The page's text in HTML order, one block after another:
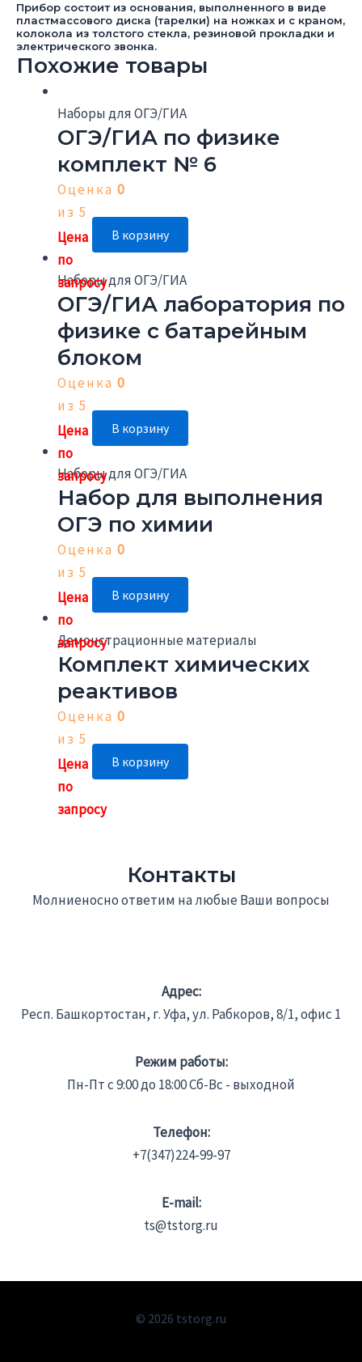
Прибор состоит из основания, выполненного в виде
пластмассового диска (тарелки) на ножках и с краном,
колокола из толстого стекла, резиновой прокладки и
электрического звонка.
Похожие товары
Наборы для ОГЭ/ГИА
ОГЭ/ГИА по физике
комплект № 6
Оценка 0
из 5
В корзину
Наборы для ОГЭ/ГИА
ОГЭ/ГИА лаборатория по
физике с батарейным
блоком
Оценка 0
из 5
В корзину
Наборы для ОГЭ/ГИА
Набор для выполнения
ОГЭ по химии
Оценка 0
из 5
В корзину
Демонстрационные материалы
Комплект химических
реактивов
Оценка 0
из 5
В корзину
Контакты
Молниеносно ответим на любые Ваши вопросы
Адрес:
Респ. Башкортостан, г. Уфа, ул. Рабкоров, 8/1, офис 1
Режим работы:
Пн-Пт с 9:00 до 18:00 Сб-Вс - выходной
Телефон:
+7(347)224-99-97
E-mail:
ts@tstorg.ru
© 2026 tstorg.ru